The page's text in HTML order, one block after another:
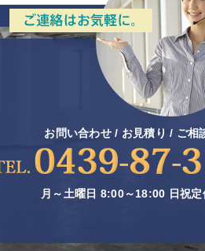
お問い合わせ / お見積り / ご相
月～土曜日 8:00～18:00 日祝定